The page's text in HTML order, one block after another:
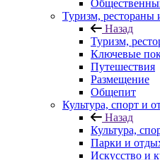
Туризм, рестораны
Назад
Туризм,
Ключевые
Путешествия
Размещение
Общепит
Культура, спорт и
Назад
Культура,
Парки и
Искусство и